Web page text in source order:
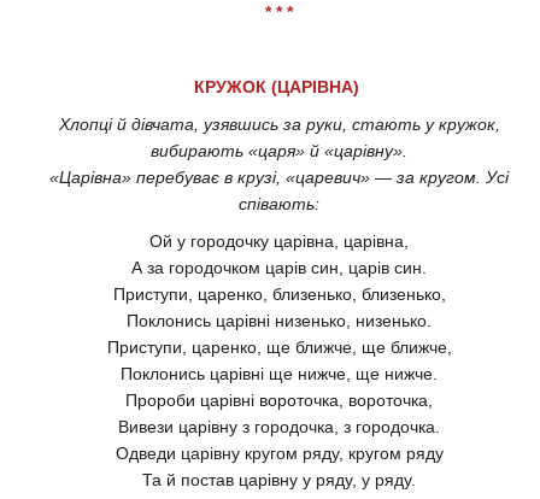
* * *
КРУЖОК (ЦАРІВНА)
Хлопці й дівчата, узявшись за руки, стають у кружок,
вибирають «царя» й «царівну».
«Царівна» перебуває в крузі, «царевич» — за кругом. Усі
співають:
Ой у городочку царівна, царівна,
А за городочком царів син, царів син.
Приступи, царенко, близенько, близенько,
Поклонись царівні низенько, низенько.
Приступи, царенко, ще ближче, ще ближче,
Поклонись царівні ще нижче, ще нижче.
Пророби царівні вороточка, вороточка,
Вивези царівну з городочка, з городочка.
Одведи царівну кругом ряду, кругом ряду
Та й постав царівну у ряду, у ряду.